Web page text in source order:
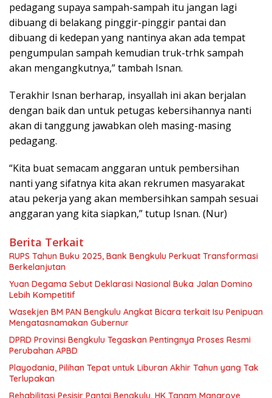
pedagang supaya sampah-sampah itu jangan lagi
dibuang di belakang pinggir-pinggir pantai dan
dibuang di kedepan yang nantinya akan ada tempat
pengumpulan sampah kemudian truk-trhk sampah
akan mengangkutnya,” tambah Isnan.
Terakhir Isnan berharap, insyallah ini akan berjalan
dengan baik dan untuk petugas kebersihannya nanti
akan di tanggung jawabkan oleh masing-masing
pedagang.
“Kita buat semacam anggaran untuk pembersihan
nanti yang sifatnya kita akan rekrumen masyarakat
atau pekerja yang akan membersihkan sampah sesuai
anggaran yang kita siapkan,” tutup Isnan. (Nur)
Berita Terkait
RUPS Tahun Buku 2025, Bank Bengkulu Perkuat Transformasi
Berkelanjutan
Yuan Degama Sebut Deklarasi Nasional Buka Jalan Domino
Lebih Kompetitif
Wasekjen BM PAN Bengkulu Angkat Bicara terkait Isu Penipuan
Mengatasnamakan Gubernur
DPRD Provinsi Bengkulu Tegaskan Pentingnya Proses Resmi
Perubahan APBD
Playodania, Pilihan Tepat untuk Liburan Akhir Tahun yang Tak
Terlupakan